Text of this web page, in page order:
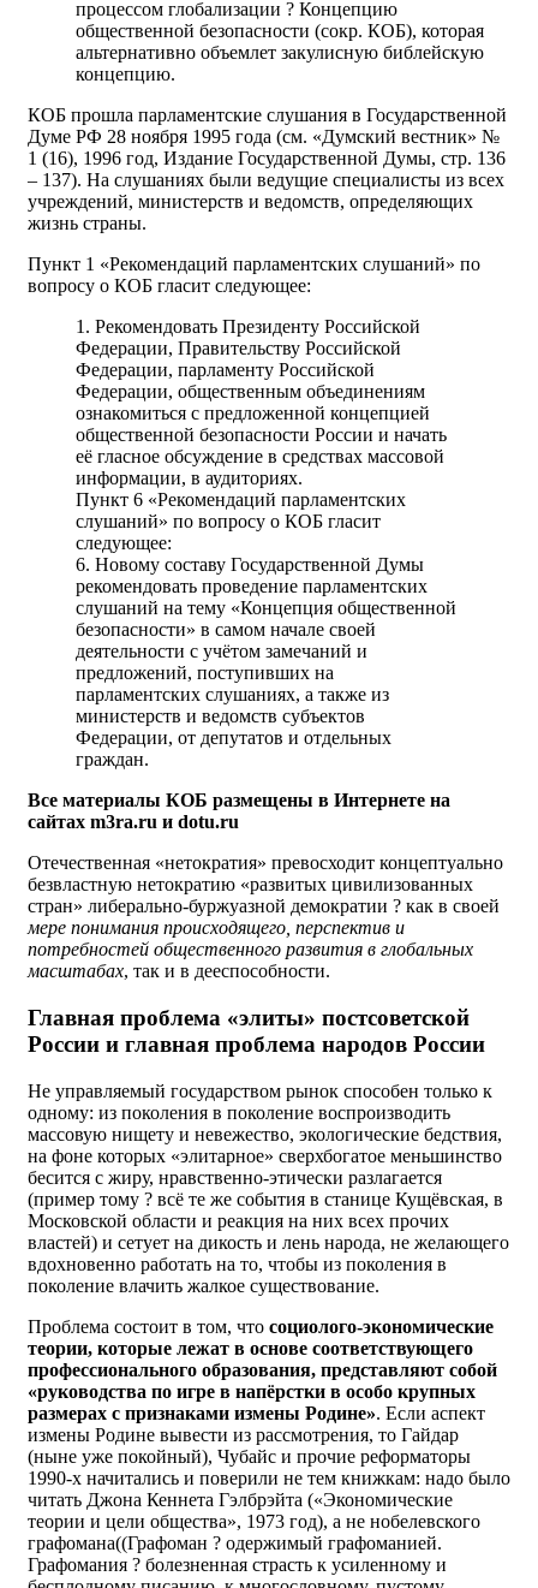
процессом глобализации ? Концепцию
общественной безопасности (сокр. КОБ), которая
альтернативно объемлет закулисную библейскую
концепцию.
КОБ прошла парламентские слушания в Государственной
Думе РФ 28 ноября 1995 года (см. «Думский вестник» №
1 (16), 1996 год, Издание Государственной Думы, стр. 136
– 137). На слушаниях были ведущие специалисты из всех
учреждений, министерств и ведомств, определяющих
жизнь страны.
Пункт 1 «Рекомендаций парламентских слушаний» по
вопросу о КОБ гласит следующее:
1. Рекомендовать Президенту Российской
Федерации, Правительству Российской
Федерации, парламенту Российской
Федерации, общественным объединениям
ознакомиться с предложенной концепцией
общественной безопасности России и начать
её гласное обсуждение в средствах массовой
информации, в аудиториях.
Пункт 6 «Рекомендаций парламентских
слушаний» по вопросу о КОБ гласит
следующее:
6. Новому составу Государственной Думы
рекомендовать проведение парламентских
слушаний на тему «Концепция общественной
безопасности» в самом начале своей
деятельности с учётом замечаний и
предложений, поступивших на
парламентских слушаниях, а также из
министерств и ведомств субъектов
Федерации, от депутатов и отдельных
граждан.
Все материалы КОБ размещены в Интернете на
сайтах m3ra.ru и dotu.ru
Отечественная «нетократия» превосходит концептуально
безвластную нетократию «развитых цивилизованных
стран» либерально-буржуазной демократии ? как в своей
мере понимания происходящего, перспектив и
потребностей общественного развития в глобальных
масштабах, так и в дееспособности.
Главная проблема «элиты» постсоветской
России и главная проблема народов России
Не управляемый государством рынок способен только к
одному: из поколения в поколение воспроизводить
массовую нищету и невежество, экологические бедствия,
на фоне которых «элитарное» сверхбогатое меньшинство
бесится с жиру, нравственно-этически разлагается
(пример тому ? всё те же события в станице Кущёвская, в
Московской области и реакция на них всех прочих
властей) и сетует на дикость и лень народа, не желающего
вдохновенно работать на то, чтобы из поколения в
поколение влачить жалкое существование.
Проблема состоит в том, что социолого-экономические
теории, которые лежат в основе соответствующего
профессионального образования, представляют собой
«руководства по игре в напёрстки в особо крупных
размерах с признаками измены Родине». Если аспект
измены Родине вывести из рассмотрения, то Гайдар
(ныне уже покойный), Чубайс и прочие реформаторы
1990-х начитались и поверили не тем книжкам: надо было
читать Джона Кеннета Гэлбрэйта («Экономические
теории и цели общества», 1973 год), а не нобелевского
графомана((Графоман ? одержимый графоманией.
Графомания ? болезненная страсть к усиленному и